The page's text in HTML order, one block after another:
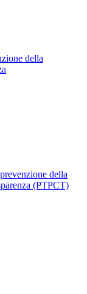
della
della
(PTPCT)